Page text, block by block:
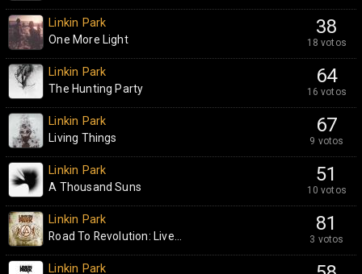
38
18 votos
Linkin Park
One More Light
64
16 votos
Linkin Park
The Hunting Party
67
9 votos
Linkin Park
Living Things
51
10 votos
Linkin Park
A Thousand Suns
81
3 votos
Linkin Park
Road To Revolution: Live...
Linkin Park